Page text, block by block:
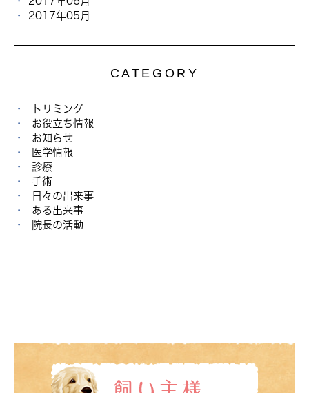
2017年05月
CATEGORY
トリミング
お役立ち情報
お知らせ
医学情報
診療
手術
日々の出来事
ある出来事
院長の活動